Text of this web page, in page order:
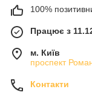
100%
Працює з
м. Київ
проспект
Контакти